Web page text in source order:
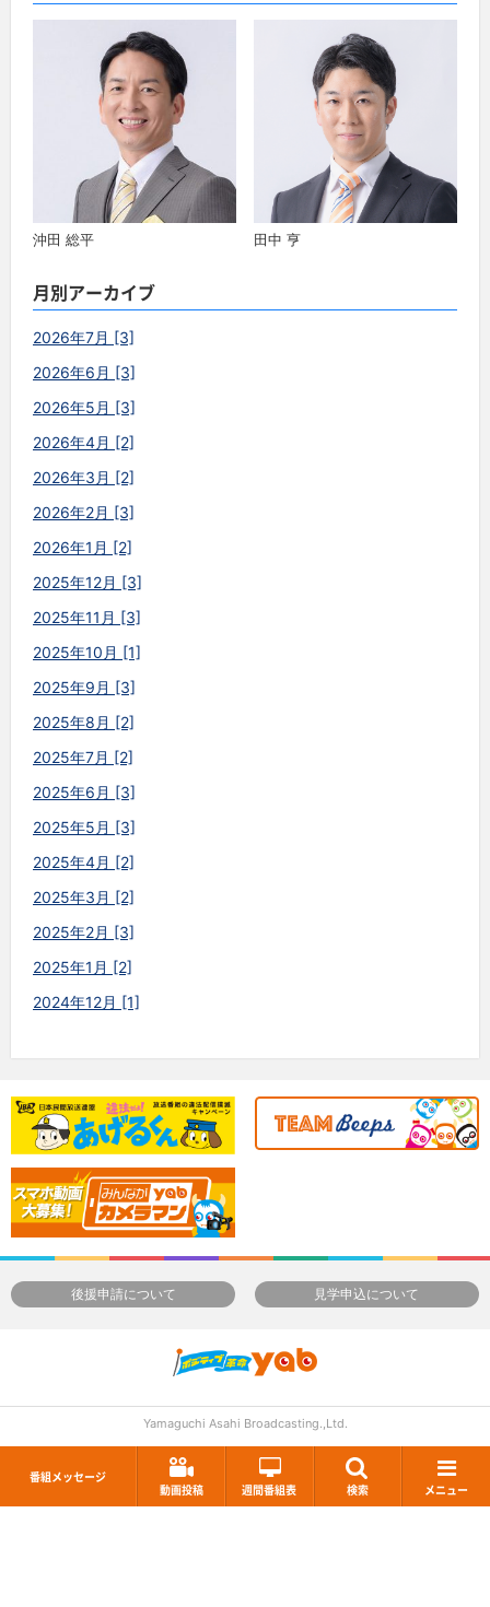
番組メッセージ
動画投稿
週間番組表 検索 メニュー
沖田 総平 田中 亨
月別アーカイブ
2026年7月 [3]
2026年6月 [3]
2026年5月 [3]
2026年4月 [2]
2026年3月 [2]
2026年2月 [3]
2026年1月 [2]
2025年12月 [3]
2025年11月 [3]
2025年10月 [1]
2025年9月 [3]
2025年8月 [2]
2025年7月 [2]
2025年6月 [3]
2025年5月 [3]
2025年4月 [2]
2025年3月 [2]
2025年2月 [3]
2025年1月 [2]
2024年12月 [1]
後援申請について 見学申込について
Yamaguchi Asahi Broadcasting.,Ltd.